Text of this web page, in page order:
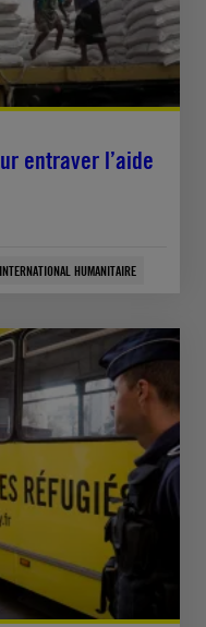
entraver l’aide
HUMANITAIRE